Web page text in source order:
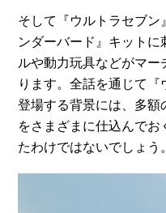
そして『ウルトラセブ
ンダーバード』キット
ルや動力玩具などがマ
ります。全話を通じて
登場する背景には、多
をさまざまに仕込んで
たわけではないでしょう。